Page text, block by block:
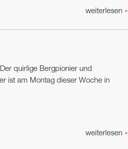
weiterlesen »
Der quirlige Bergpionier und
ist am Montag dieser Woche in
weiterlesen »